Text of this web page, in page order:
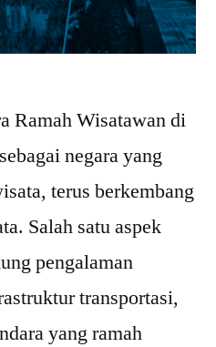
Ramah Wisatawan di
negara yang
terus berkembang
Salah satu aspek
pengalaman
transportasi,
yang ramah